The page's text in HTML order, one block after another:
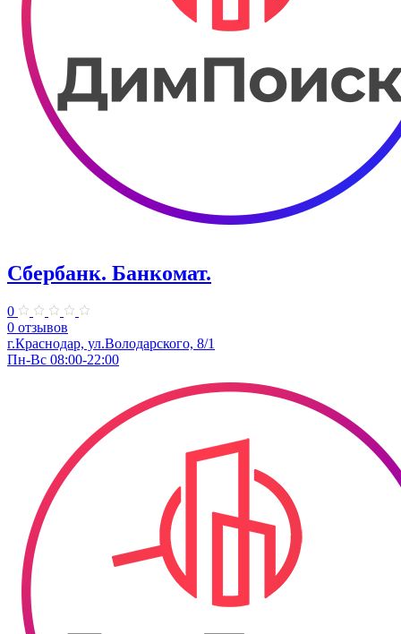
Сбербанк. Банкомат.
0
0 отзывов
​г.Краснодар, ул.​Володарского, 8/1
Пн-Вс 08:00-22:00